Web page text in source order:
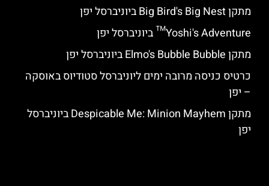
מתקן Big Bird's Big Nest ביוניברסל יפן
Yoshi's Adventure™ ביוניברסל יפן
מתקן Elmo's Bubble Bubble ביוניברסל יפן
כרטיס כניסה מרובה ימים ליוניברסל סטודיוס באוסקה
– יפן
מתקן Despicable Me: Minion Mayhem ביוניברסל
יפן